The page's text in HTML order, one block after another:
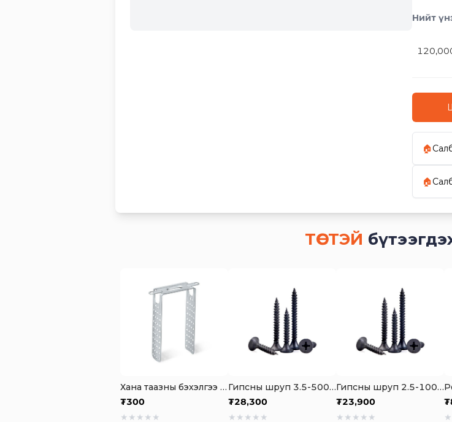
Нийт
🏠
🏠
ТӨСТЭЙ
Хана таазны бэхэлгээ төмөр
₮300
★ ★ ★ ★ ★
Гипсны шруп 3.5-500ш
₮28,300
★ ★ ★ ★ ★
Гипсны шруп 2.5-1000ш
₮23,900
★ ★ ★ ★ ★
₮
★